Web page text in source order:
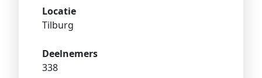
Locatie
Tilburg
Deelnemers
338